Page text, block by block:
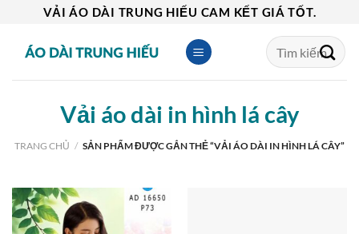
content
VẢI ÁO DÀI TRUNG HIẾU CAM KẾT GIÁ TỐT.
Tìm
kiếm:
Vải áo dài in hình lá cây
TRANG CHỦ / SẢN PHẨM ĐƯỢC GẮN THẺ “VẢI ÁO DÀI IN HÌNH LÁ CÂY”